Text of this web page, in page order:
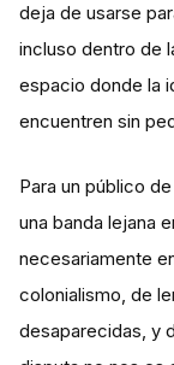
deja de usarse
incluso dentro de
espacio donde la
encuentren sin
Para un público
una banda lejana
necesariamente
colonialismo, de
desaparecidas, y